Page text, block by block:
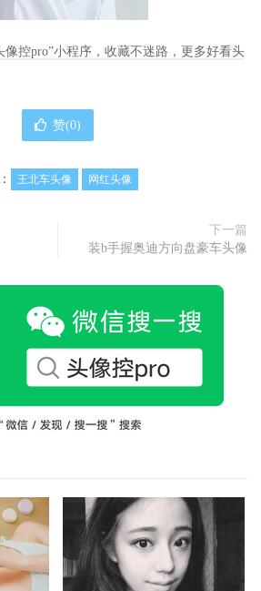
像控pro”小程序，收藏不迷路，更多好看头
赞(0)
王北车头像 网红头像
下一篇
装b手握奥迪方向盘豪车头像